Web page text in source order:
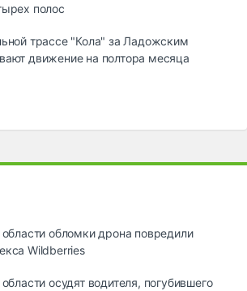
полос
трассе "Кола" за Ладожским
движение на полтора месяца
обломки дрона повредили
Wildberries
осудят водителя, погубившего